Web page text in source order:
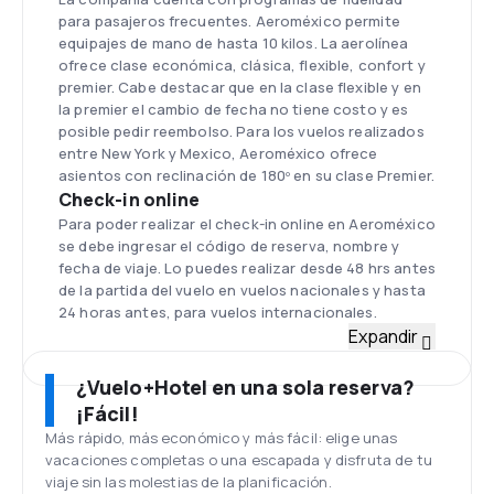
para pasajeros frecuentes. Aeroméxico permite
equipajes de mano de hasta 10 kilos. La aerolínea
ofrece clase económica, clásica, flexible, confort y
premier. Cabe destacar que en la clase flexible y en
la premier el cambio de fecha no tiene costo y es
posible pedir reembolso. Para los vuelos realizados
entre New York y Mexico, Aeroméxico ofrece
asientos con reclinación de 180º en su clase Premier.
Check-in online
Para poder realizar el check-in online en Aeroméxico
se debe ingresar el código de reserva, nombre y
fecha de viaje. Lo puedes realizar desde 48 hrs antes
de la partida del vuelo en vuelos nacionales y hasta
24 horas antes, para vuelos internacionales.
200ER, Boeing 767-300ER, Boeing 777-200ER,
Boeing 787-8, Boeing 787-9, Embraer 145, Embraer
170, Embraer 175, Embraer 190
Aeropuerto Internacional Benito Juárez
Aeroméxico tiene como sede principal al
Expandir
¿Vuelo+Hotel en una sola reserva?
¡Fácil!
Más rápido, más económico y más fácil: elige unas
vacaciones completas o una escapada y disfruta de tu
viaje sin las molestias de la planificación.